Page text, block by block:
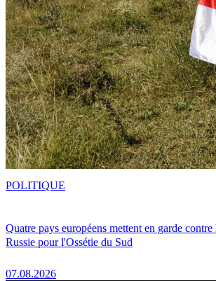
Quatre pays européens mettent en garde contre
Russie pour l'Ossétie du Sud
07.08.2026
POLITIQUE